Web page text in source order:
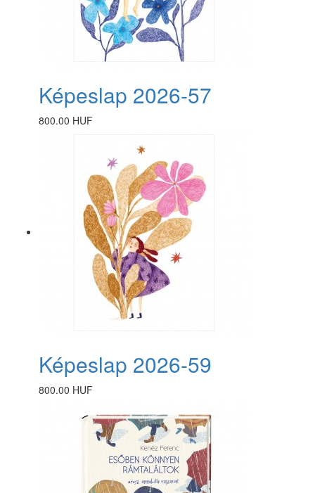
Képeslap 2026-57
800.00 HUF
Képeslap 2026-59
800.00 HUF